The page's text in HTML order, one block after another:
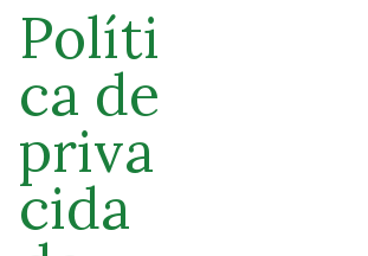
Políti
ca de
priva
cida